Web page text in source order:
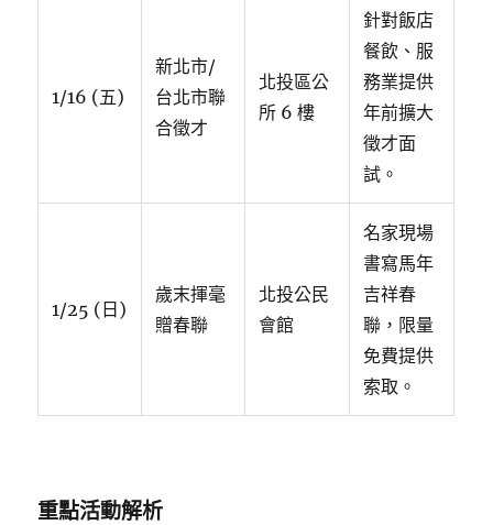
1/16 (五)
新北市/
台北市聯
合徵才
北投區公
所 6 樓
針對飯店
餐飲、服
務業提供
年前擴大
徵才面
試。
1/25 (日)
歲末揮毫
贈春聯
北投公民
會館
名家現場
書寫馬年
吉祥春
聯，限量
免費提供
索取。
重點活動解析